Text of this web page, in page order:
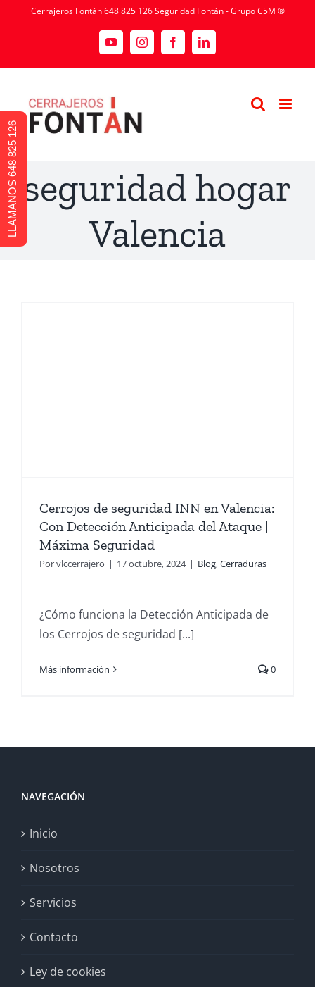
Cerrajeros Fontán 648 825 126 Seguridad Fontán - Grupo C5M ®
seguridad hogar
Valencia
Cerrojos de seguridad INN en Valencia:
Con Detección Anticipada del Ataque |
Máxima Seguridad
Porvlccerrajero | 17 octubre, 2024 | Blog,Cerraduras
¿Cómo funciona la Detección Anticipada de
los Cerrojos de seguridad [...]
Más información 0
NAVEGACIÓN
Inicio
Nosotros
Servicios
Contacto
Ley de cookies
LLAMANOS 648 825 126